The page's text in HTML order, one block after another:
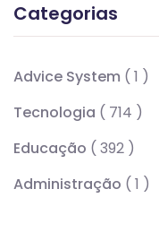
Categorias
Advice System ( 1 )
Tecnologia ( 714 )
Educação ( 392 )
Administração ( 1 )